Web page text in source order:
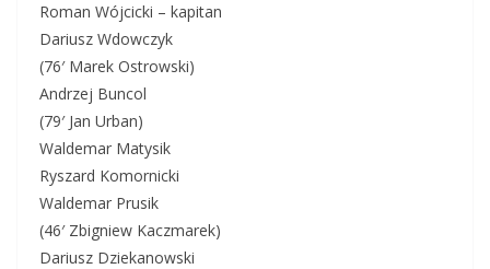
Roman Wójcicki – kapitan
Dariusz Wdowczyk
(76′ Marek Ostrowski)
Andrzej Buncol
(79′ Jan Urban)
Waldemar Matysik
Ryszard Komornicki
Waldemar Prusik
(46′ Zbigniew Kaczmarek)
Dariusz Dziekanowski